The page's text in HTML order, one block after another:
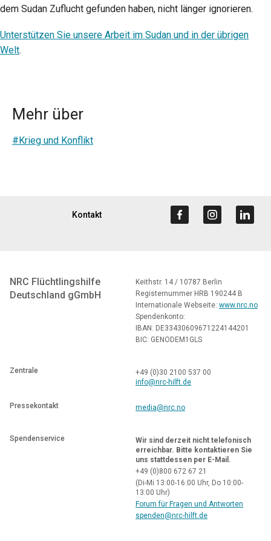
dem Sudan Zuflucht gefunden haben, nicht länger ignorieren.
Unterstützen Sie unsere Arbeit im Sudan und in der übrigen
Welt.
Mehr über
#Krieg und Konflikt
Kontakt
NRC Flüchtlingshilfe
Deutschland gGmbH
Keithstr. 14 / 10787 Berlin
Registernummer HRB 190244 B
Internationale Webseite: www.nrc.no
Spendenkonto:
IBAN: DE33430609671224144201
BIC: GENODEM1GLS
Zentrale
+49 (0)30 2100 537 00
info@nrc-hilft.de
Pressekontakt media@nrc.no
Spendenservice
Wir sind derzeit nicht telefonisch
erreichbar. Bitte kontaktieren Sie
uns stattdessen per E-Mail.
+49 (0)800 672 67 21
( Di-Mi 13:00-16:00 Uhr, Do 10:00-
13:00 Uhr)
Forum für Fragen und Antworten
spenden@nrc-hilft.de